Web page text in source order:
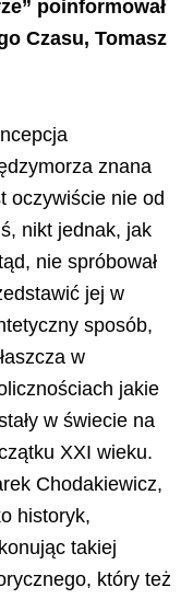
poinformował
Czasu, Tomasz
znana
oczywiście nie od
nikt jednak, jak
nie spróbował
jej w
sposób,
w
jakie
w świecie na
XXI wieku.
Chodakiewicz,
historyk,
takiej
który też